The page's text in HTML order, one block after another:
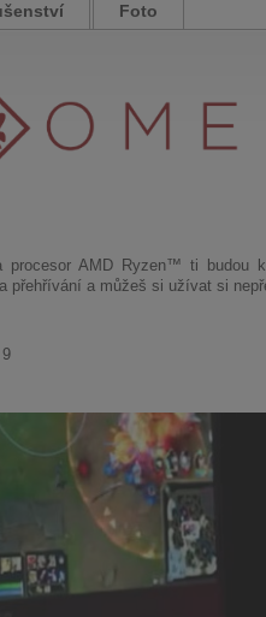
Foto
procesor AMD Ryzen™ ti budou
přehřívání a můžeš si užívat si